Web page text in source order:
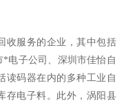
收服务的企业，其中包括
电子公司、深圳市佳怡自
读码器在内的多种工业自
存电子料。此外，涡阳县